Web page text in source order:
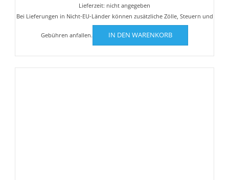
Lieferzeit: nicht angegeben
Bei Lieferungen in Nicht-EU-Länder können zusätzliche Zölle, Steuern und
Gebühren anfallen. IN DEN WARENKORB